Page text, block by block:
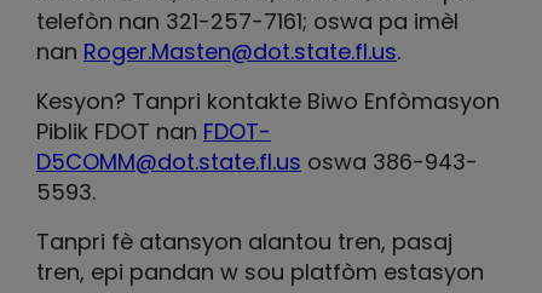
telefòn nan 321-257-7161; oswa pa imèl
nan Roger.Masten@dot.state.fl.us.
Kesyon? Tanpri kontakte Biwo Enfòmasyon
Piblik FDOT nan FDOT-
D5COMM@dot.state.fl.us oswa 386-943-
5593.
Tanpri fè atansyon alantou tren, pasaj
tren, epi pandan w sou platfòm estasyon